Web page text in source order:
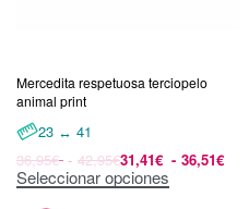
Mercedita respetuosa terciopelo
animal print
23 ↔ 41
36,95€ 42,95€31,41€ 36,51€
Seleccionar opciones